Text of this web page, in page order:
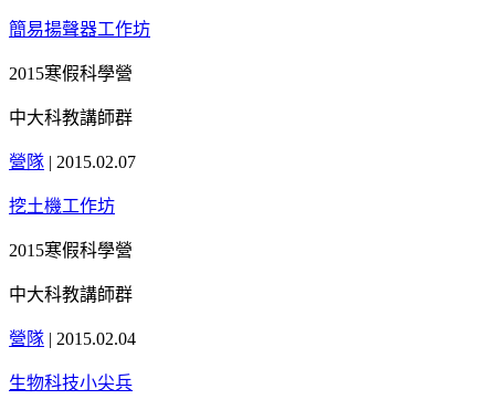
簡易揚聲器工作坊
2015寒假科學營
中大科教講師群
營隊 | 2015.02.07
挖土機工作坊
2015寒假科學營
中大科教講師群
營隊 | 2015.02.04
生物科技小尖兵